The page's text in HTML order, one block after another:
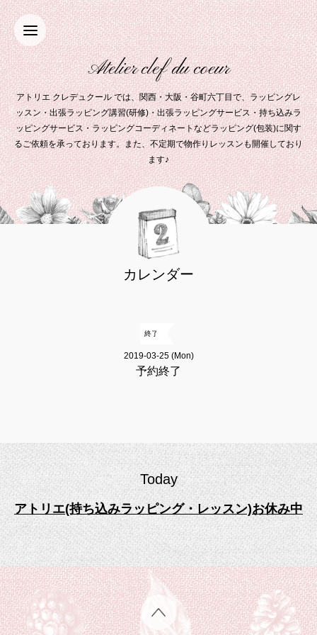
Atelier clef du coeur
アトリエ クレデュクール では、関西・大阪・谷町六丁目で、ラッピングレ
ッスン・出張ラッピング講習(研修)・出張ラッピングサービス・持ち込みラ
ッピングサービス・ラッピングコーディネートなどラッピング(包装)に関す
るご依頼を承っております。また、不定期で物作りレッスンも開催しており
ます♪
カレンダー
終了
2019-03-25 (Mon)
予約終了
Today
アトリエ(持ち込みラッピング・レッスン)お休み中